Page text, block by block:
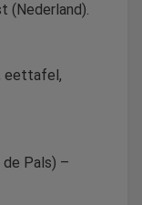
(Nederland).
eettafel,
Pals) –